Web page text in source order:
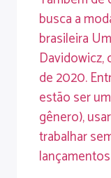
busca a
brasileira
Davidowicz,
de 2020.
estão ser
gênero),
trabalhar